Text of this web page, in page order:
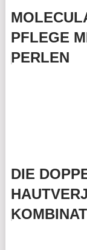
PFLEGE
PERLEN
DIE